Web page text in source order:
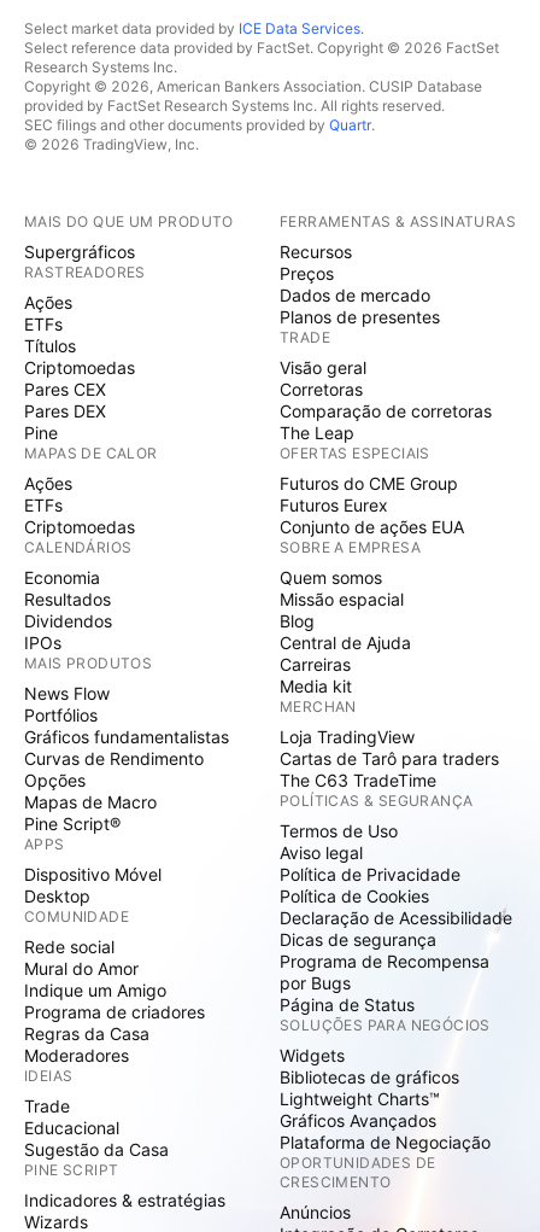
Select market data provided by ICE Data Services.
Select reference data provided by FactSet. Copyright © 2026 FactSet
Research Systems Inc.
Copyright © 2026, American Bankers Association. CUSIP Database
provided by FactSet Research Systems Inc. All rights reserved.
SEC filings and other documents provided by Quartr.
© 2026 TradingView, Inc.
MAIS DO QUE UM PRODUTO
Supergráficos
RASTREADORES
Ações
ETFs
Títulos
Criptomoedas
Pares CEX
Pares DEX
Pine
MAPAS DE CALOR
Ações
ETFs
Criptomoedas
CALENDÁRIOS
Economia
Resultados
Dividendos
IPOs
MAIS PRODUTOS
News Flow
Portfólios
Gráficos fundamentalistas
Curvas de Rendimento
Opções
Mapas de Macro
Pine Script®
APPS
Dispositivo Móvel
Desktop
COMUNIDADE
Rede social
Mural do Amor
Indique um Amigo
Programa de criadores
Regras da Casa
Moderadores
IDEIAS
Trade
Educacional
Sugestão da Casa
PINE SCRIPT
Indicadores & estratégias
Wizards
FERRAMENTAS & ASSINATURAS
Recursos
Preços
Dados de mercado
Planos de presentes
TRADE
Visão geral
Corretoras
Comparação de corretoras
The Leap
OFERTAS ESPECIAIS
Futuros do CME Group
Futuros Eurex
Conjunto de ações EUA
SOBRE A EMPRESA
Quem somos
Missão espacial
Blog
Central de Ajuda
Carreiras
Media kit
MERCHAN
Loja TradingView
Cartas de Tarô para traders
The C63 TradeTime
POLÍTICAS & SEGURANÇA
Termos de Uso
Aviso legal
Política de Privacidade
Política de Cookies
Declaração de Acessibilidade
Dicas de segurança
Programa de Recompensa
por Bugs
Página de Status
SOLUÇÕES PARA NEGÓCIOS
Widgets
Bibliotecas de gráficos
Lightweight Charts™
Gráficos Avançados
Plataforma de Negociação
OPORTUNIDADES DE
CRESCIMENTO
Anúncios